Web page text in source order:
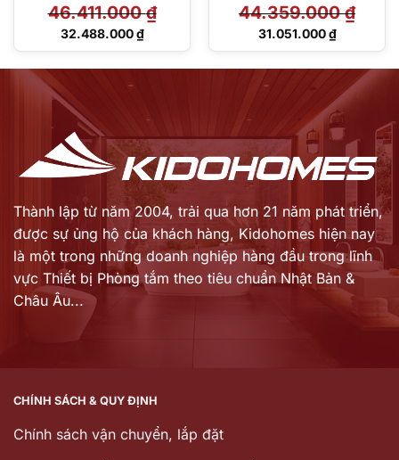
TCF47360GAA
46.411.000₫
Giá
32.488.000₫
Giá
TCF47360GAA
44.359.000₫
Giá
44.359.000 ₫.
31.051.000₫
Giá
31.051.000 ₫.
Thành lập từ năm 2004, trải qua hơn 21 năm phát triển,
được sự ủng hộ của khách hàng, Kidohomes hiện nay
là một trong những doanh nghiệp hàng đầu trong lĩnh
vực Thiết bị Phòng tắm theo tiêu chuẩn Nhật Bản &
Châu Âu...
CHÍNH SÁCH & QUY ĐỊNH
Chính sách vận chuyển, lắp đặt